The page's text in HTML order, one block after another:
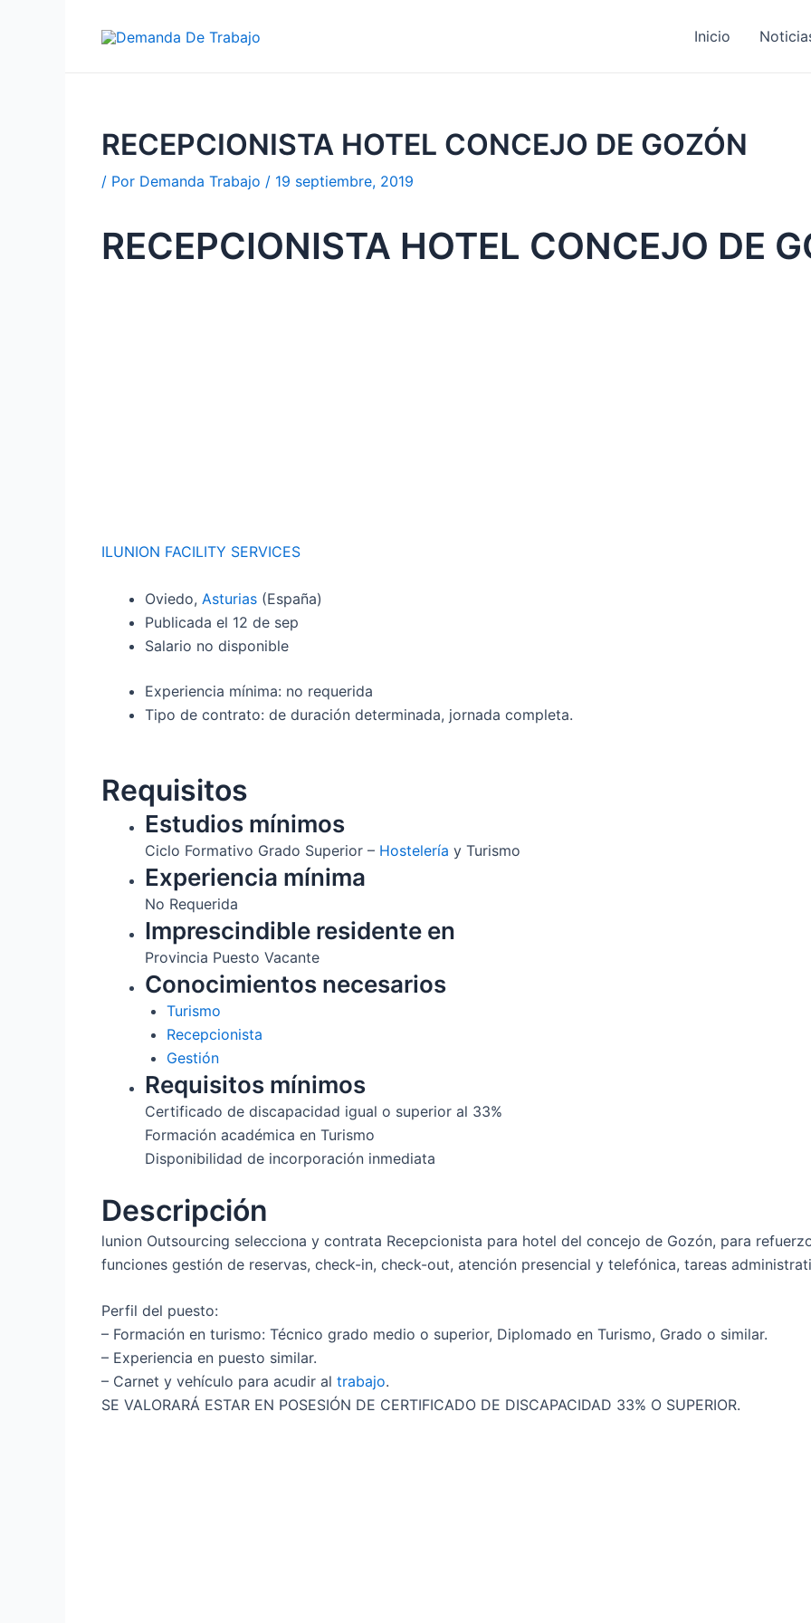
Inicio
RECEPCIONISTA HOTEL CONCEJO DE GOZÓN
/ Por Demanda Trabajo / 19 septiembre, 2019
RECEPCIONISTA HOTEL CONCEJO DE
ILUNION FACILITY SERVICES
Oviedo, Asturias (España)
Publicada el 12 de sep
Salario no disponible
Experiencia mínima: no requerida
Tipo de contrato: de duración determinada, jornada completa.
Requisitos
Estudios mínimos
Ciclo Formativo Grado Superior – Hostelería y Turismo
Experiencia mínima
No Requerida
Imprescindible residente en
Provincia Puesto Vacante
Conocimientos necesarios
Turismo
Recepcionista
Gestión
Requisitos mínimos
Certificado de discapacidad igual o superior al 33%
Formación académica en Turismo
Disponibilidad de incorporación inmediata
Descripción
lunion Outsourcing selecciona y contrata Recepcionista para hotel del concejo de Gozón, para
funciones gestión de reservas, check-in, check-out, atención presencial y telefónica, tareas
Perfil del puesto:
– Formación en turismo: Técnico grado medio o superior, Diplomado en Turismo, Grado o similar.
– Experiencia en puesto similar.
– Carnet y vehículo para acudir al trabajo.
SE VALORARÁ ESTAR EN POSESIÓN DE CERTIFICADO DE DISCAPACIDAD 33% O SUPERIOR.